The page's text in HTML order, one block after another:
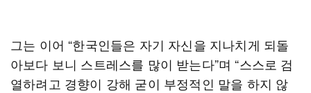
그는 이어 “한국인들은 자기 자신을 지나치게 되돌
아보다 보니 스트레스를 많이 받는다”며 “스스로 검
열하려고 경향이 강해 굳이 부정적인 말을 하지 않